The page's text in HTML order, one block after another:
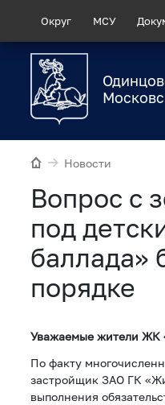
Округ МСУ
Новости
Вопрос с
под
баллада»
порядке
Уважаемые жители ЖК
По факту
застройщик ЗАО ГК
выполнения